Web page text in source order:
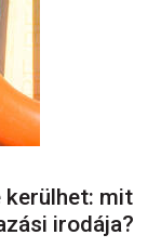
kerülhet: mit
irodája?